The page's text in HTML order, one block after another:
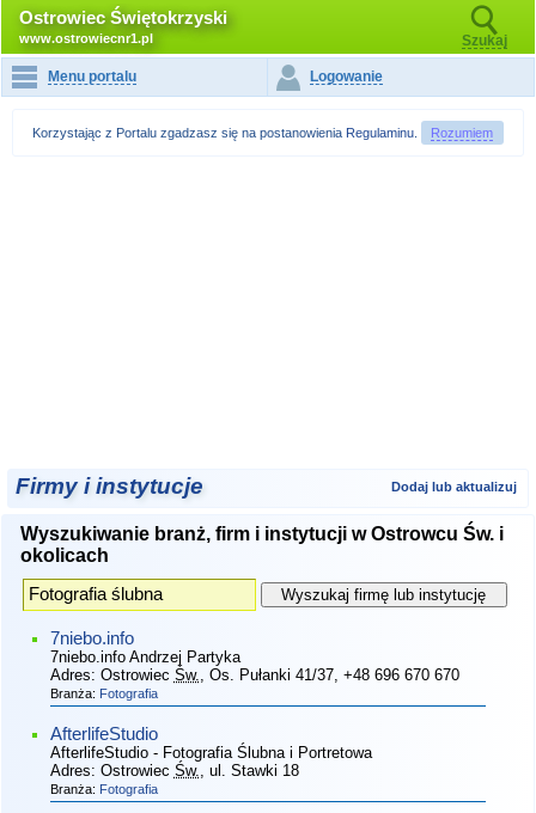
Ostrowiec Świętokrzyski
www.ostrowiecnr1.pl Szukaj
Menu portalu Logowanie
Korzystając z Portalu zgadzasz się na postanowienia Regulaminu Rozumiem
Firmy i instytucje Dodaj lub aktualizuj
Wyszukiwanie branż, firm i instytucji w Ostrowcu Św. i
okolicach
7niebo.info
7niebo.info Andrzej Partyka
Adres: Ostrowiec Św. , Os. Pułanki 41/37, +48 696 670 670
Branża: Fotografia
AfterlifeStudio
AfterlifeStudio - Fotografia Ślubna i Portretowa
Adres: Ostrowiec Św. , ul. Stawki 18
Branża: Fotografia